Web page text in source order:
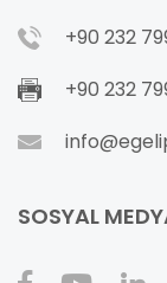
+90 232
+90 232
SOSYAL